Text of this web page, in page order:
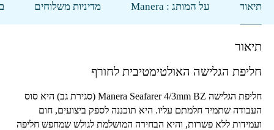
תיאור על המותג : Manera מדיניות משלוחים
תיאור
חליפת הגלישה האולטימטיבית לחורף
חליפת הגלישה Manera Seafarer 4/3mm BZ(סגירת גב) היא סוס
העבודה שתמיד חלמתם עליו. היא תוכננה לספק ביצועים, חום
ועמידות ללא פשרות, והיא הבחירה המושלמת לגולש שמחפש חליפה